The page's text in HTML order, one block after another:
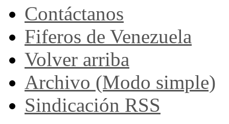
Contáctanos
Fiferos de Venezuela
Volver arriba
Archivo (Modo simple)
Sindicación RSS